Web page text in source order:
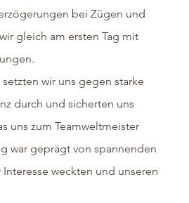
bei Zügen und
gleich am ersten Tag mit
wir uns gegen starke
durch und sicherten uns
uns zum Teamweltmeister
war geprägt von spannenden
weckten und unseren